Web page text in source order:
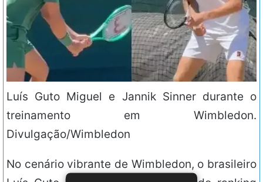
Luís Guto Miguel e Jannik Sinner durante o
treinamento em Wimbledon.
Divulgação/Wimbledon
No cenário vibrante de Wimbledon, o brasileiro